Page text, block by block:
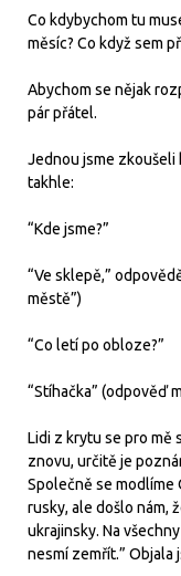
Co kdybychom tu
měsíc? Co když sem
Abychom se nějak
pár přátel.
Jednou jsme zkoušeli
takhle:
“Kde jsme?”
“Ve sklepě,”
městě”)
“Co letí po obloze?”
“Stíhačka” (odpověď
Lidi z krytu se pro mě
znovu, určitě je
Společně se modlíme
rusky, ale došlo nám,
ukrajinsky. Na
nesmí zemřít.” Objala